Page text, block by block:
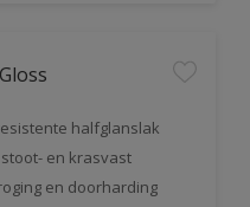
halfglanslak
en krasvast
en doorharding